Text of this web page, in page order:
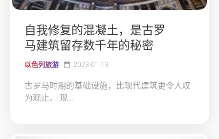
自我修复的混凝土，是古罗
马建筑留存数千年的秘密
以色列旅游 2023-01-13
古罗马时期的基础设施，比现代建筑更令人叹
为观止。 现...